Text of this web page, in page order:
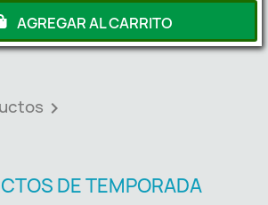
AGREGAR AL CARRITO

DE TEMPORADA